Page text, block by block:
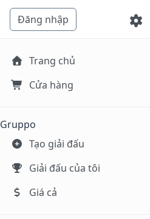
Đăng nhập
Trang chủ
Cửa hàng
Gruppo
Tạo giải đấu
Giải đấu của tôi
Giá cả